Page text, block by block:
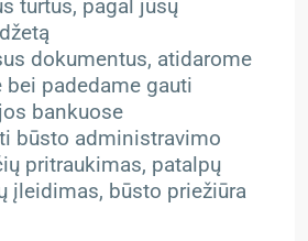
turtus, pagal jūsų
dokumentus, atidarome
bei padedame gauti
bankuose
būsto administravimo
pritraukimas, patalpų
įleidimas, būsto priežiūra